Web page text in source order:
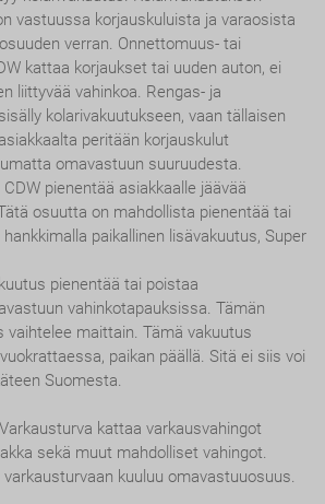
vastuussa korjauskuluista ja varaosista
verran. Onnettomuus- tai
kattaa korjaukset tai uuden auton, ei
liittyvää vahinkoa. Rengas- ja
kolarivakuutukseen, vaan tällaisen
peritään korjauskulut
omavastuun suuruudesta.
pienentää asiakkaalle jäävää
osuutta on mahdollista pienentää tai
paikallinen lisävakuutus, Super
pienentää tai poistaa
vahinkotapauksissa. Tämän
vaihtelee maittain. Tämä vakuutus
paikan päällä. Sitä ei siis voi
Suomesta.
kattaa varkausvahingot
sekä muut mahdolliset vahingot.
kuuluu omavastuuosuus.